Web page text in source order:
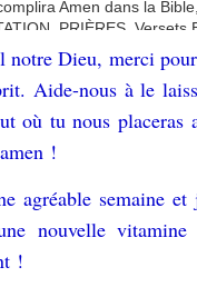
notre Dieu, merci
Aide-nous à le
où tu nous placeras
!
agréable semaine
nouvelle
!